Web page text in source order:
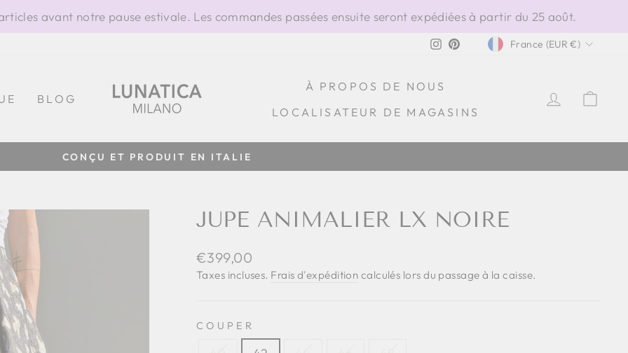
avant notre pause estivale. Les commandes passées ensuite seront expédiées à partir du 25 août.
Instagram
PinterestDEVISE
France (EUR €)
BLOG
À PROPOS DE NOUS
LOCALISATEUR DE MAGASINS
SE
Diaporama
CONÇU ET PRODUIT EN ITALIE
JUPE ANIMALIER LX NOIRE
Prix
régulier
€399,00
Taxes incluses. Frais d'expédition calculés lors du passage à la caisse.
COUPER